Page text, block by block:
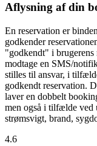
Aflysning af din
En reservation er
godkender
"godkendt" i brugerens
modtage en SMS/
stilles til ansvar, i
godkendt reservation.
laver en dobbelt
men også i tilfælde ved
strømsvigt, brand,
4.6